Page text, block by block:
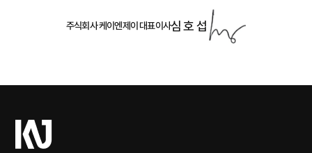
주식회사 케이엔제이 대표이사심 호 섭
케
이